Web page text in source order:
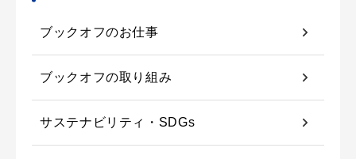
ブックオフのお仕事
ブックオフの取り組み
サステナビリティ・SDGs